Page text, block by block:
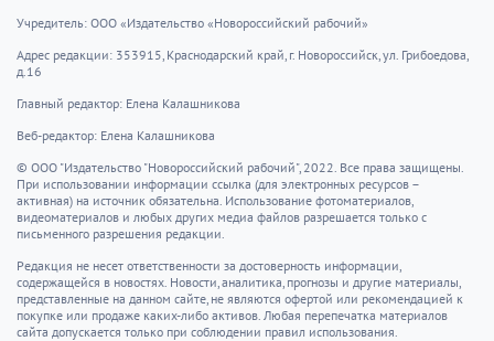
Учредитель: ООО «Издательство «Новороссийский рабочий»
Адрес редакции: 353915, Краснодарский край, г. Новороссийск, ул. Грибоедова,
д.16
Главный редактор: Елена Калашникова
Веб-редактор: Елена Калашникова
© ООО "Издательство "Новороссийский рабочий", 2022. Все права защищены.
При использовании информации ссылка (для электронных ресурсов –
активная) на источник обязательна. Использование фотоматериалов,
видеоматериалов и любых других медиа файлов разрешается только с
письменного разрешения редакции.
Редакция не несет ответственности за достоверность информации,
содержащейся в новостях. Новости, аналитика, прогнозы и другие материалы,
представленные на данном сайте, не являются офертой или рекомендацией к
покупке или продаже каких-либо активов. Любая перепечатка материалов
сайта допускается только при соблюдении правил использования.